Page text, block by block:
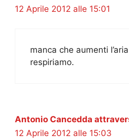
12 Aprile 2012 alle 15:01
manca che aumenti
respiriamo.
Antonio Cancedda
12 Aprile 2012 alle 15:03